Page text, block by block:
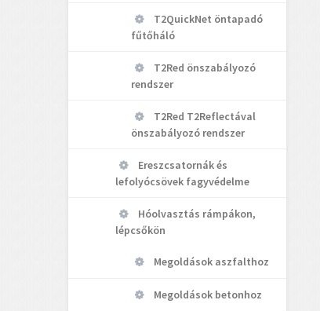
T2QuickNet öntapadó
fűtőháló
T2Red önszabályozó
rendszer
T2Red T2Reflectával
önszabályozó rendszer
Ereszcsatornák és
lefolyócsövek fagyvédelme
Hóolvasztás rámpákon,
lépcsőkön
Megoldások aszfalthoz
Megoldások betonhoz